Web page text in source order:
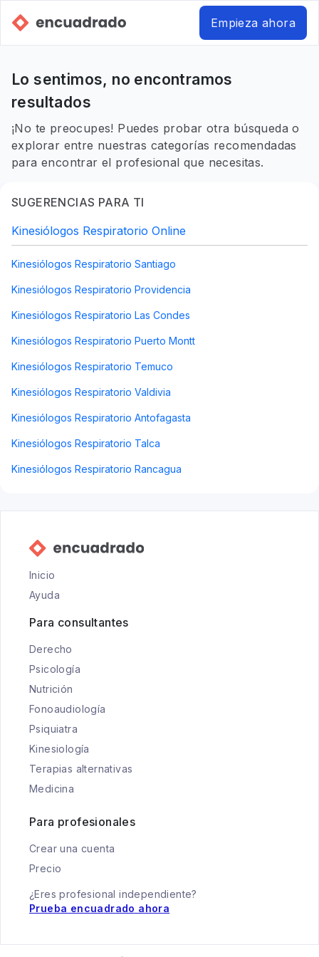
Empieza ahora
Lo sentimos, no encontramos
resultados
¡No te preocupes! Puedes probar otra búsqueda o
explorar entre nuestras categorías recomendadas
para encontrar el profesional que necesitas.
SUGERENCIAS PARA TI
Kinesiólogos Respiratorio Online
Kinesiólogos Respiratorio Santiago
Kinesiólogos Respiratorio Providencia
Kinesiólogos Respiratorio Las Condes
Kinesiólogos Respiratorio Puerto Montt
Kinesiólogos Respiratorio Temuco
Kinesiólogos Respiratorio Valdivia
Kinesiólogos Respiratorio Antofagasta
Kinesiólogos Respiratorio Talca
Kinesiólogos Respiratorio Rancagua
Inicio
Ayuda
Para consultantes
Derecho
Psicología
Nutrición
Fonoaudiología
Psiquiatra
Kinesiología
Terapias alternativas
Medicina
Para profesionales
Crear una cuenta
Precio
¿Eres profesional independiente?
Prueba encuadrado ahora